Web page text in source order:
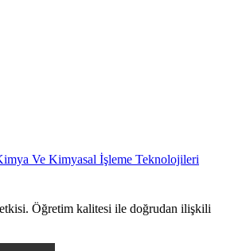
Ve Kimyasal İşleme Teknolojileri
etkisi. Öğretim kalitesi ile doğrudan ilişkili